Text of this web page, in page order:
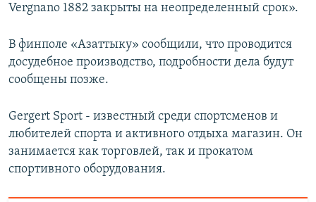
Vergnano 1882 закрыты на неопределенный срок».
В финполе «Азаттыку» сообщили, что проводится
досудебное производство, подробности дела будут
сообщены позже.
Gergert Sport - известный среди спортсменов и
любителей спорта и активного отдыха магазин. Он
занимается как торговлей, так и прокатом
спортивного оборудования.